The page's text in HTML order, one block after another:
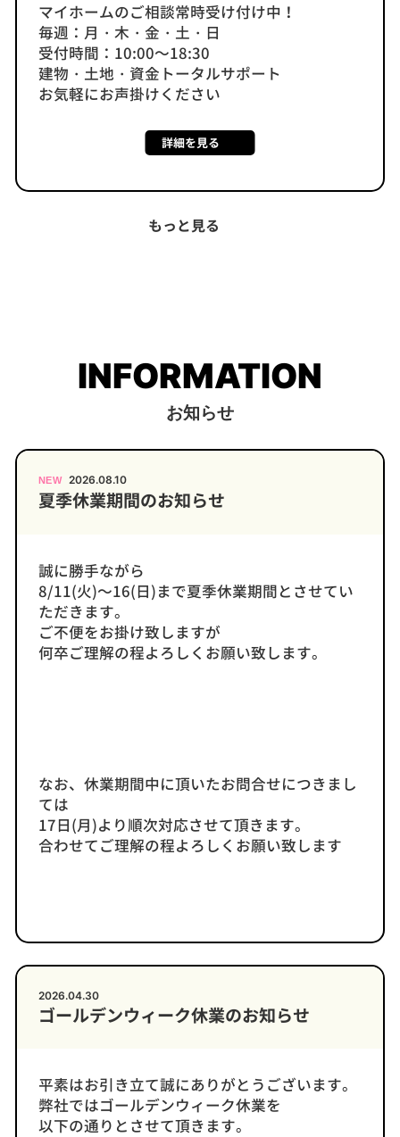
マイホームのご相談常時受け付け中！
毎週：月・木・金・土・日
受付時間：10:00～18:30
建物・土地・資金トータルサポート
お気軽にお声掛けください
詳細を見る
もっと見る
お知らせ
INFORMATION
2026.08.10
夏季休業期間のお知らせ
誠に勝手ながら
8/11(火)～16(日)まで夏季休業期間とさせてい
ただきます。
ご不便をお掛け致しますが
何卒ご理解の程よろしくお願い致します。
なお、休業期間中に頂いたお問合せにつきまし
ては
17日(月)より順次対応させて頂きます。
合わせてご理解の程よろしくお願い致します
2026.04.30
ゴールデンウィーク休業のお知らせ
平素はお引き立て誠にありがとうございます。
弊社ではゴールデンウィーク休業を
以下の通りとさせて頂きます。